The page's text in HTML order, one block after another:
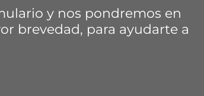
y nos pondremos en
brevedad, para ayudarte a